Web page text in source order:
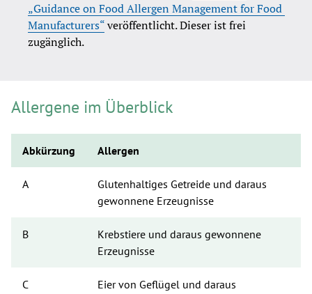
„Guidance on Food Allergen Management for Food
Manufacturers“ veröffentlicht. Dieser ist frei
zugänglich.
Allergene im Überblick
Abkürzung Allergen
A
Glutenhaltiges Getreide und daraus
gewonnene Erzeugnisse
B
Krebstiere und daraus gewonnene
Erzeugnisse
C
Eier von Geflügel und daraus